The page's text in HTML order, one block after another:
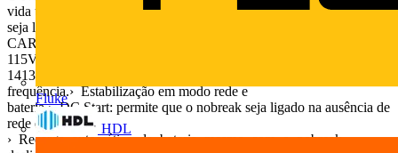
Fluke
HDL
vida útil. Além disso, a função DC Start possibilita que o nobreak
seja ligado mesmo na ausência de rede elétrica.
CARACTERÍSTICAS › Monovolt: entrada 115/127V~ e saída
115V~.› Filtro de linha.› 5 tomadas elétricas de saída padrão NBR
14136.› Tecnologia de conversão em alta
frequência.› Estabilização em modo rede e
bateria.› DC Start: permite que o nobreak seja ligado na ausência de
rede elétrica.
› Recarga automática da bateria mesmo com o nobreak